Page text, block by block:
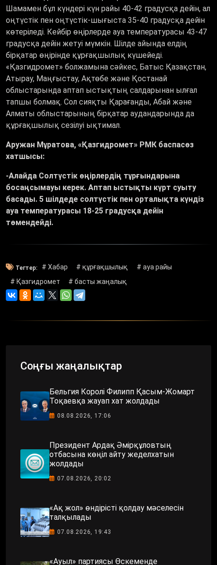
Шамамен бұл күндері күн райы 40-42 градусқа дейін, ал
оңтүстік пен оңтүстік-шығыста 35-40 градусқа дейін
көтеріледі. Кейбір өңірлерде ауа температурасы 43-47
градусқа дейін жетуі мүмкін. Шілде айында елдің
бірқатар өңірінде құрғақшылық күшейеді.
«Қазгидромет» болжамына сәйкес, Батыс Қазақстан,
Атырау, Маңғыстау, Ақтөбе және Қостанай
облыстарында аптап ыстықтың салдарынан ылғал
тапшы болмақ. Сол сияқты Қарағанды, Абай және
Алматы облыстарының бірқатар аудандарында да
құрғақшылық сезілуі ықтимал.
Аружан Мұратова, «Қазгидромет» РМК баспасөз
хатшысы:
-Алайда Солтүстік өңірлердің тұрғындарына
босаңсымауы керек. Аптап ыстықты күрт суыту
басады. 5 шілдеде солтүстік пен орталықта күндіз
ауа температурасы 18-25 градусқа дейін
төмендейді.
Тегтер: # Хабар # құрғақшылық
# ауа райы
# Қазгидромет
# басты жаңалық
Соңғы жаңалықтар
Бельгия Королі Филипп Қасым-Жомарт
Тоқаевқа жауап хат жолдады
08.08.2026, 17:06
Президент Ардақ Әмірқұловтың
отбасына көңіл айту жеделхатын
жолдады
07.08.2026, 20:02
«Ақ жол» өндірісті қолдау мәселесін
талқылады
07.08.2026, 19:43
«Ауыл» партиясы Өскеменде